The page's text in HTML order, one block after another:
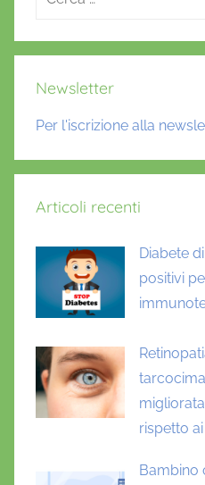
Newsletter
Per l'iscrizione alla
Articoli recenti
Diabete
positivi
rispetto
Bambino